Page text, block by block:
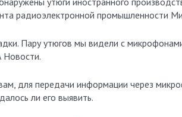
радиоэлектронной промышленности
Пару утюгов мы видели с
для передачи информации через
ли его выявить.